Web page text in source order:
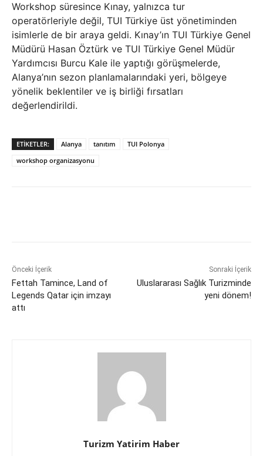
Workshop süresince Kınay, yalnızca tur
operatörleriyle değil, TUI Türkiye üst yönetiminden
isimlerle de bir araya geldi. Kınay’ın TUI Türkiye Genel
Müdürü Hasan Öztürk ve TUI Türkiye Genel Müdür
Yardımcısı Burcu Kale ile yaptığı görüşmelerde,
Alanya’nın sezon planlamalarındaki yeri, bölgeye
yönelik beklentiler ve iş birliği fırsatları
değerlendirildi.
ETIKETLER: Alanya tanıtım
TUI Polonya
workshop organizasyonu
Önceki İçerik
Fettah Tamince, Land of
Legends Qatar için imzayı
attı
Sonraki İçerik
Uluslararası Sağlık Turizminde
yeni dönem!
Turizm Yatirim Haber